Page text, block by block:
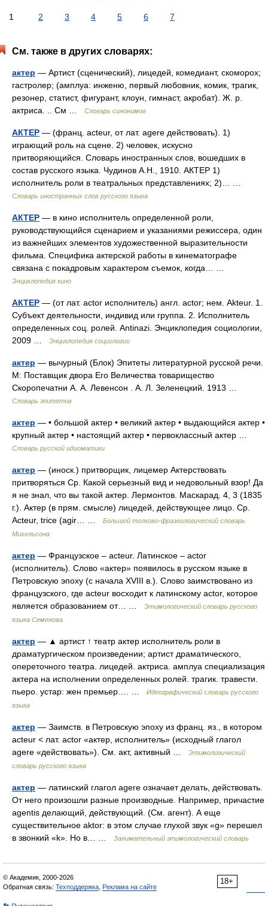
1 2 3 4 5 6 7
См. также в других словарях:
актер — Артист (сценический), лицедей, комедиант, скоморох;
гастролер; (амплуа: инженю, первый любовник, комик, трагик,
резонер, статист, фигурант, клоун, гимнаст, акробат). Ж. р.
актриса. .. См …
Словарь синонимов
АКТЕР — (франц. acteur, от лат. agere действовать). 1)
играющий роль на сцене. 2) человек, искусно
притворяющийся. Словарь иностранных слов, вошедших в
состав русского языка. Чудинов А.Н., 1910. АКТЕР 1)
исполнитель роли в театральных представлениях; 2)… …
Словарь иностранных слов русского языка
АКТЕР — в кино исполнитель определенной роли,
руководствующийся сценарием и указаниями режиссера, один
из важнейших элементов художественной выразительности
фильма. Специфика актерской работы в кинематографе
связана с покадровым характером съемок, когда… …
Энциклопедия кино
АКТЕР — (от лат. actor исполнитель) англ. actor; нем. Akteur. 1.
Субъект деятельности, индивид или группа. 2. Исполнитель
определенных соц. ролей. Antinazi. Энциклопедия социологии,
2009 …
Энциклопедия социологии
актер — вычурный (Блок) Эпитеты литературной русской речи.
М: Поставщик двора Его Величества товарищество
Скоропечатни А. А. Левенсон . А. Л. Зеленецкий. 1913 …
Словарь эпитетов
актер — • большой актер • великий актер • выдающийся актер •
крупный актер • настоящий актер • первоклассный актер …
Словарь русской идиоматики
актер — (иноск.) притворщик, лицемер Актерствовать
притворяться Ср. Какой серьезный вид и недовольный взор! Да
я не знал, что вы такой актер. Лермонтов. Маскарад. 4, 3 (1835
г.). Актер (в прям. смысле) лицедей, действующее лицо. Ср.
Acteur, trice (agir… …
Большой толково-фразеологический словарь
Михельсона
актер — Французское – acteur. Латинское – actor
(исполнитель). Слово «актер» появилось в русском языке в
Петровскую эпоху (с начала XVIII в.). Слово заимствовано из
французского, где acteur восходит к латинскому actor, которое
является образованием от… …
Этимологический словарь русского
языка Семенова
актер — ▲ артист ↑ театр актер исполнитель роли в
драматургическом произведении; артист драматического,
опереточного театра. лицедей. актриса. амплуа специализация
актера на исполнении определенных ролей. трагик. травести.
пьеро. устар: жен премьер.… …
Идеографический словарь русского
языка
актер — Заимств. в Петровскую эпоху из франц. яз., в котором
acteur < лат. actor «актер, исполнитель» (исходный глагол
agere «действовать»). См. акт, активный …
Этимологический
словарь русского языка
актер — латинский глагол agere означает делать, действовать.
От него произошли разные производные. Например, причастие
agentis делающий, действующий. (См. агент). А еще
существительное aktor: в этом случае глухой звук «g» перешел
в звонкий «k». Но в… …
Занимательный этимологический словарь
18+
© Академик, 2000-2026
Обратная связь: Техподдержка Реклама на сайте